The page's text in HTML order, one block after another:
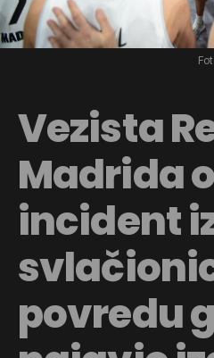
Vezista
Madrida
incident
povredu